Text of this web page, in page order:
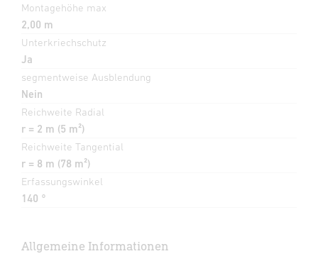
Montagehöhe max
2,00 m
Unterkriechschutz
Ja
segmentweise Ausblendung
Nein
Reichweite Radial
r = 2 m (5 m²)
Reichweite Tangential
r = 8 m (78 m²)
Erfassungswinkel
140 °
Allgemeine Informationen